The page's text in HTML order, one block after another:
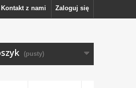
Zaloguj się
Kontakt z nami
(pusty)